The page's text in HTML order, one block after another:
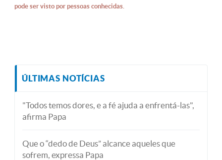
pode ser visto por pessoas conhecidas.
ÚLTIMAS NOTÍCIAS
"Todos temos dores, e a fé ajuda a enfrentá-las",
afirma Papa
Que o “dedo de Deus” alcance aqueles que
sofrem, expressa Papa